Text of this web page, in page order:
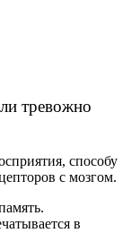
тревожно
способу
с мозгом.
в